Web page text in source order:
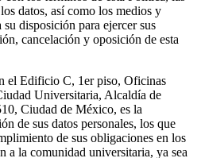
datos, así como los medios y
disposición para ejercer sus
cancelación y oposición de esta
el Edificio C, 1er piso, Oficinas
Universitaria, Alcaldía de
Ciudad de México, es la
de sus datos personales, los que
de sus obligaciones en los
a la comunidad universitaria, ya sea